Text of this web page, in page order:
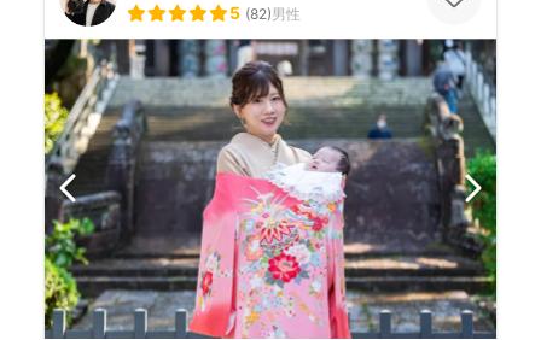
5 (82)男性